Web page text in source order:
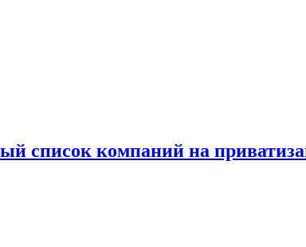
список компаний на